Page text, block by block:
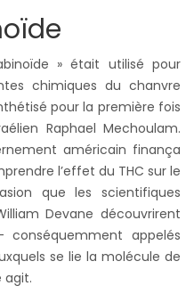
» était utilisé pour
chimiques du chanvre
pour la première fois
Raphael Mechoulam.
américain finança
l’effet du THC sur le
que les scientifiques
Devane découvrirent
conséquemment appelés
se lie la molécule de
agit.